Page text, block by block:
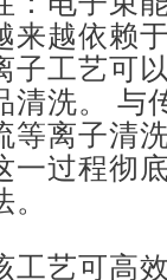
来越依赖
子工艺可
清洗。 与
等离子清
一过程彻
。
工艺可高